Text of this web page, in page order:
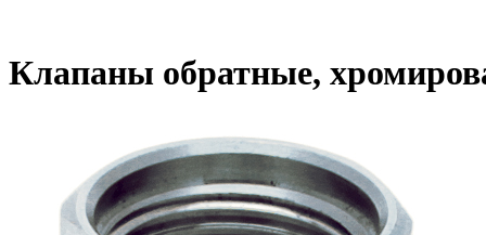
Клапаны обратные,